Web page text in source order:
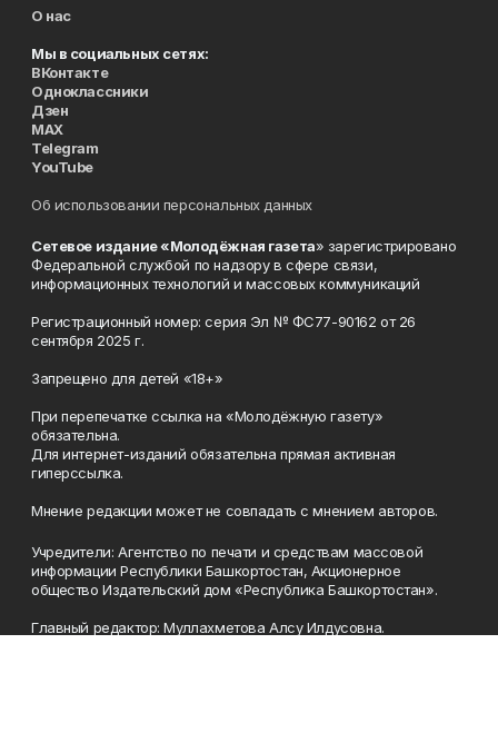
О нас
Мы в социальных сетях:
ВКонтакте
Одноклассники
Дзен
MAX
Telegram
YouTube
Об использовании персональных данных
Сетевое издание «Молодёжная газета» зарегистрировано
Федеральной службой по надзору в сфере связи,
информационных технологий и массовых коммуникаций
Регистрационный номер: серия Эл № ФС77-90162 от 26
сентября 2025 г.
Запрещено для детей «18+»
При перепечатке ссылка на «Молодёжную газету»
обязательна.
Для интернет-изданий обязательна прямая активная
гиперссылка.
Мнение редакции может не совпадать с мнением авторов.
Учредители: Агентство по печати и средствам массовой
информации Республики Башкортостан, Акционерное
общество Издательский дом «Республика Башкортостан».
Главный редактор: Муллахметова Алсу Илдусовна.